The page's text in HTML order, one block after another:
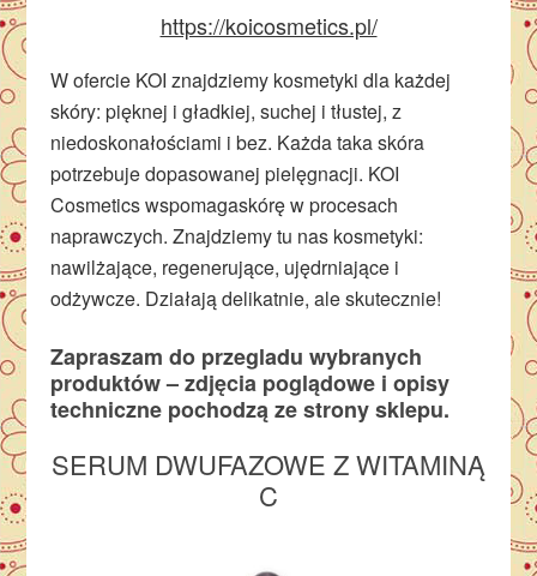
https://koicosmetics.pl/
W ofercie KOI znajdziemy kosmetyki dla każdej
skóry: pięknej i gładkiej, suchej i tłustej, z
niedoskonałościami i bez. Każda taka skóra
potrzebuje dopasowanej pielęgnacji. KOI
Cosmetics wspomagaskórę w procesach
naprawczych. Znajdziemy tu nas kosmetyki:
nawilżające, regenerujące, ujędrniające i
odżywcze. Działają delikatnie, ale skutecznie!
Zapraszam do przegladu wybranych
produktów – zdjęcia poglądowe i opisy
techniczne pochodzą ze strony sklepu.
SERUM DWUFAZOWE Z WITAMINĄ
C